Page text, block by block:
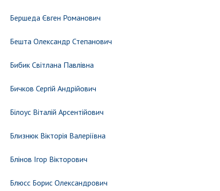
НОВИНИ
ЗАСІДАННЯ ПРЕЗИДІЇ НАН УКРАЇНИ
НАУКОВІ ВИДАННЯ
МЕДІА ПРО НАС
КАБІНЕТ
Бершеда Євген Романович
Бешта Олександр Степанович
Бибик Світлана Павлівна
Бичков Сергій Андрійович
Білоус Віталій Арсентійович
Близнюк Вікторія Валеріївна
Блінов Ігор Вікторович
Блюсс Борис Олександрович